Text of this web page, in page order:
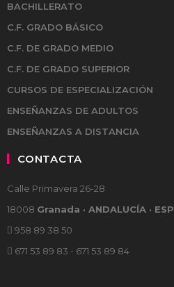
BACHILLERATO
C.F. GRADO BÁSICO
C.F. DE GRADO MEDIO
C.F. DE GRADO SUPERIOR
CURSOS DE ESPECIALIZACIÓN
ENSEÑANZAS DE ADULTOS
ENSEÑANZAS A DISTANCIA
CONTACTA
Calle Primavera 26-28
18008 Granada · ANDALUCÍA · ESP
958 89 38 50
671 53 89 83 - 671 53 89 84